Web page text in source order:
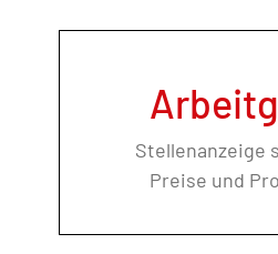
Stellenanzeige
Preise und